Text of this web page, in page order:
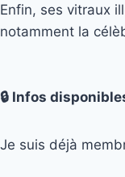
Enfin, ses vitraux
notamment la
🔒 Infos
Je suis déjà